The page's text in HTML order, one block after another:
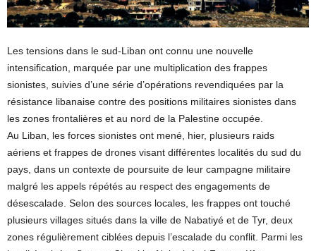
Les tensions dans le sud-Liban ont connu une nouvelle
intensification, marquée par une multiplication des frappes
sionistes, suivies d’une série d’opérations revendiquées par la
résistance libanaise contre des positions militaires sionistes dans
les zones frontalières et au nord de la Palestine occupée.
Au Liban, les forces sionistes ont mené, hier, plusieurs raids
aériens et frappes de drones visant différentes localités du sud du
pays, dans un contexte de poursuite de leur campagne militaire
malgré les appels répétés au respect des engagements de
désescalade. Selon des sources locales, les frappes ont touché
plusieurs villages situés dans la ville de Nabatiyé et de Tyr, deux
zones régulièrement ciblées depuis l’escalade du conflit. Parmi les